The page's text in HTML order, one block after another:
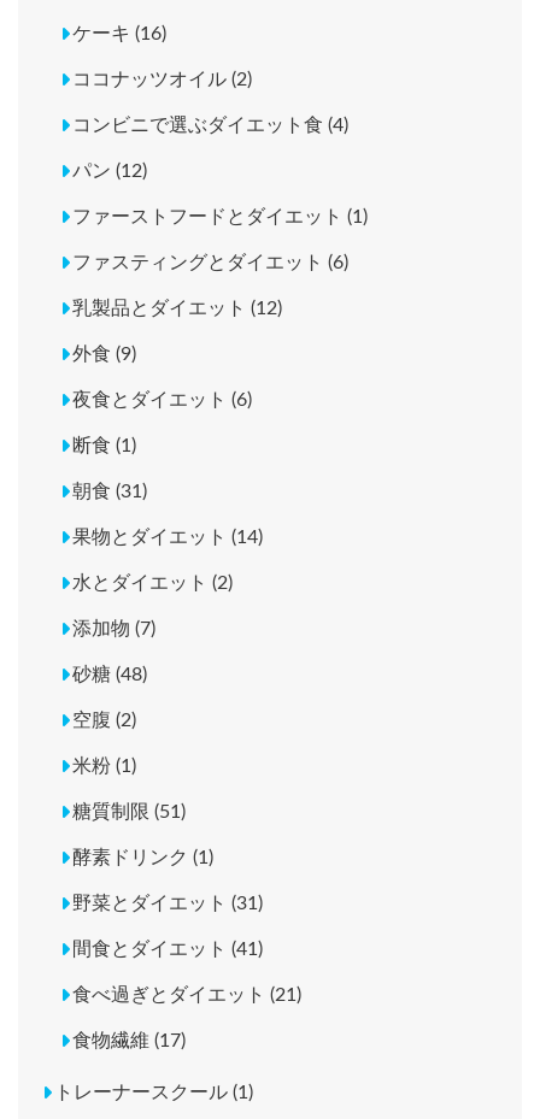
ケーキ (16)
ココナッツオイル (2)
コンビニで選ぶダイエット食 (4)
パン (12)
ファーストフードとダイエット (1)
ファスティングとダイエット (6)
乳製品とダイエット (12)
外食 (9)
夜食とダイエット (6)
断食 (1)
朝食 (31)
果物とダイエット (14)
水とダイエット (2)
添加物 (7)
砂糖 (48)
空腹 (2)
米粉 (1)
糖質制限 (51)
酵素ドリンク (1)
野菜とダイエット (31)
間食とダイエット (41)
食べ過ぎとダイエット (21)
食物繊維 (17)
トレーナースクール (1)